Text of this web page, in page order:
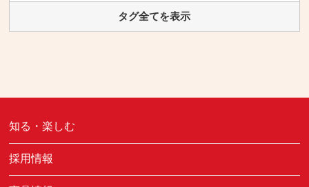
タグ全てを表示
知る・楽しむ
採用情報